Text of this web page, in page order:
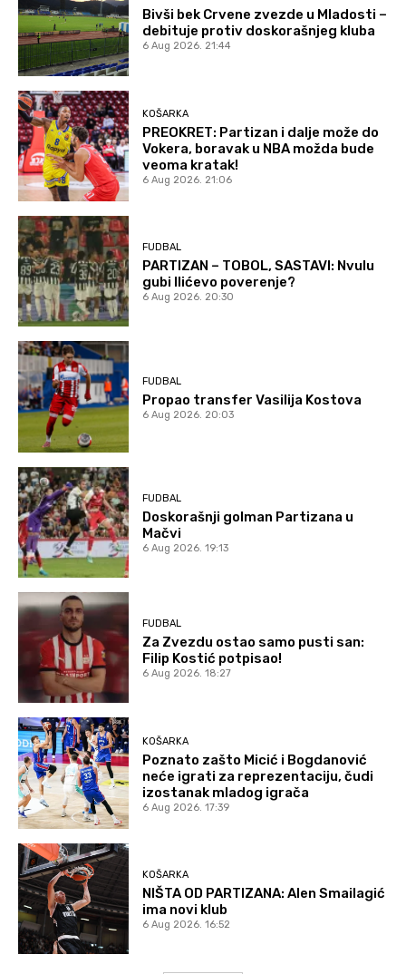
Bivši bek Crvene zvezde u Mladosti –
debituje protiv doskorašnjeg kluba
6 Aug 2026. 21:44
KOŠARKA
PREOKRET: Partizan i dalje može do
Vokera, boravak u NBA možda bude
veoma kratak!
6 Aug 2026. 21:06
FUDBAL
PARTIZAN – TOBOL, SASTAVI: Nvulu
gubi Ilićevo poverenje?
6 Aug 2026. 20:30
FUDBAL
Propao transfer Vasilija Kostova
6 Aug 2026. 20:03
FUDBAL
Doskorašnji golman Partizana u
Mačvi
6 Aug 2026. 19:13
FUDBAL
Za Zvezdu ostao samo pusti san:
Filip Kostić potpisao!
6 Aug 2026. 18:27
KOŠARKA
Poznato zašto Micić i Bogdanović
neće igrati za reprezentaciju, čudi
izostanak mladog igrača
6 Aug 2026. 17:39
KOŠARKA
NIŠTA OD PARTIZANA: Alen Smailagić
ima novi klub
6 Aug 2026. 16:52